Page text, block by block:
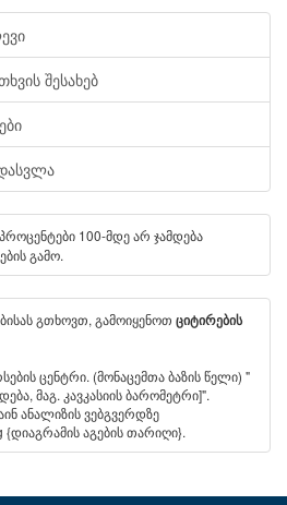
შესახებ
100-მდე არ ჯამდება
გამო.
გთხოვთ, გამოიყენოთ ციტირების
ცენტრი. (მონაცემთა ბაზის წელი) "
მაგ. კავკასიის ბარომეტრი]".
ანალიზის ვებგვერდზე
{დიაგრამის აგების თარიღი}.